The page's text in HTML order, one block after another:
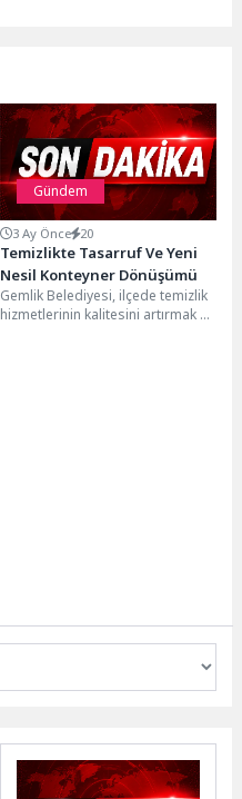
Gündem
3 Ay Önce 20
Temizlikte Tasarruf Ve Yeni
Nesil Konteyner Dönüşümü
Gemlik Belediyesi, ilçede temizlik
hizmetlerinin kalitesini artırmak ve